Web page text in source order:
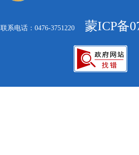
联系电话：0476-3751220 蒙ICP备